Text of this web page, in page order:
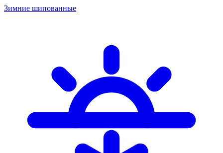
Зимние шипованные